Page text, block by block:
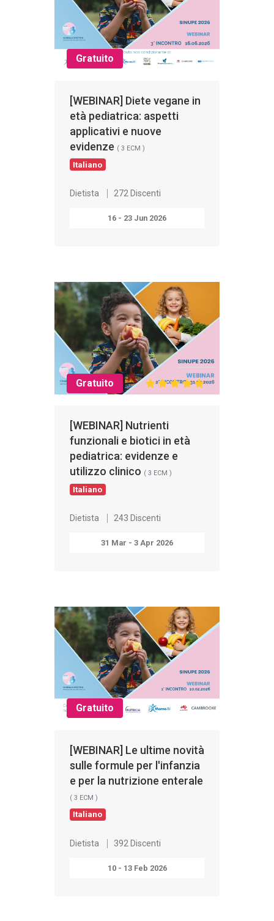
Gratuito
[WEBINAR] Diete vegane in
età pediatrica: aspetti
applicativi e nuove
evidenze ( 3 ECM )
Italiano
Dietista 272 Discenti
16 - 23 Jun 2026
Gratuito
[WEBINAR] Nutrienti
funzionali e biotici in età
pediatrica: evidenze e
utilizzo clinico ( 3 ECM )
Italiano
Dietista 243 Discenti
31 Mar - 3 Apr 2026
Gratuito
[WEBINAR] Le ultime novità
sulle formule per l'infanzia
e per la nutrizione enterale
( 3 ECM )
Italiano
Dietista 392 Discenti
10 - 13 Feb 2026